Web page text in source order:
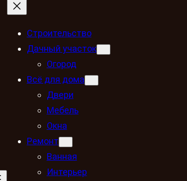
Строительство
Дачный участок
Огород
Всё для дома
Двери
Мебель
Окна
Ремонт
Ванная
Интерьер